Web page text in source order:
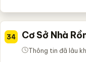
34 Cơ Sở Nhà
Thông tin đã lâu